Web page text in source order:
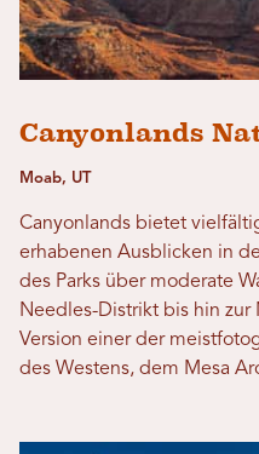
Canyonlands
Moab, UT
Canyonlands bietet
erhabenen Ausblicken in
des Parks über moderate
Needles-Distrikt bis hin
Version einer der
des Westens, dem Mesa